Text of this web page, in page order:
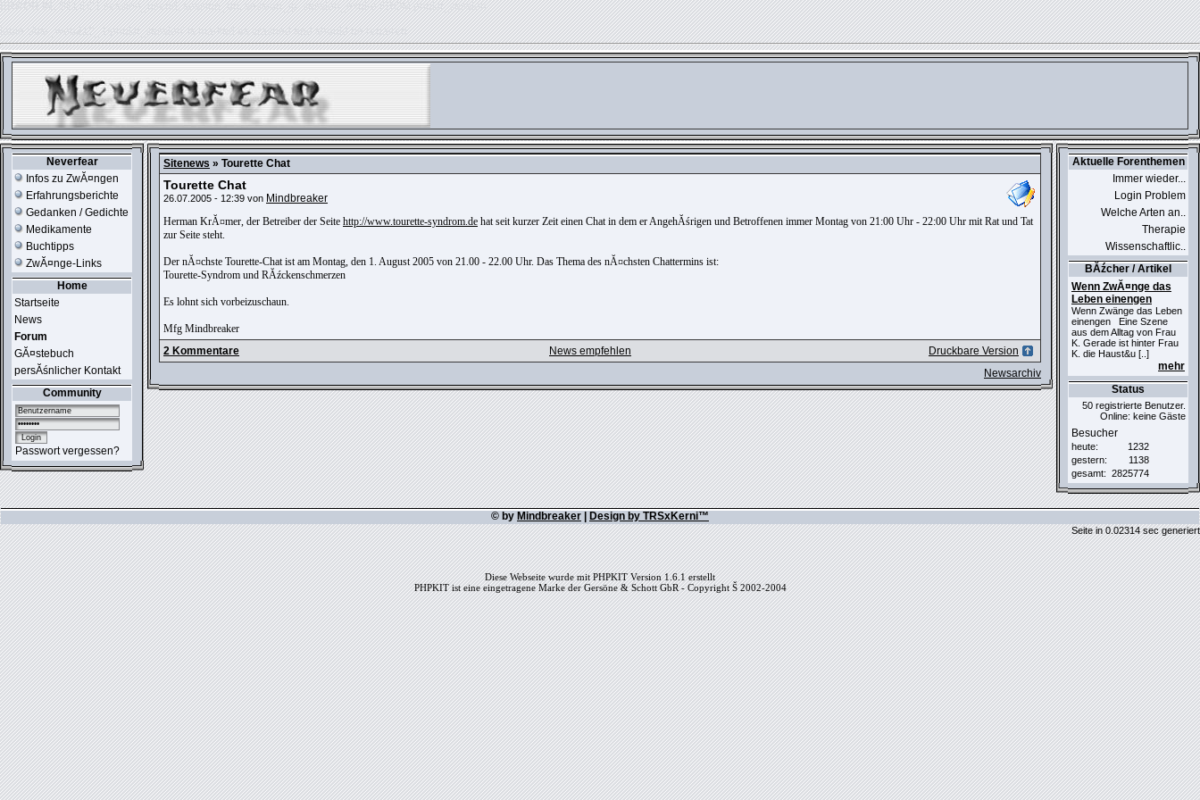
ERROR IN:SELECT session_userid, session_url, session_ip, session_expire FROM phpkit_session
table './usr_web212_1/phpkit_session' is marked as crashed and should be repaired
Neverfear
Infos zu ZwĂ¤ngen
Erfahrungsberichte
Gedanken / Gedichte
Medikamente
Buchtipps
ZwĂ¤nge-Links
Home
Startseite
News
Forum
GĂ¤stebuch
persĂśnlicher Kontakt
Community
Passwort vergessen?
Sitenews » Tourette Chat
Tourette Chat
26.07.2005 - 12:39 von Mindbreaker
Herman KrĂ¤mer, der Betreiber der Seite http://www.tourette-syndrom.de hat seit kurzer Zeit einen Chat in dem er AngehĂśrigen und Betroffenen immer Montag von 21:00 Uhr - 22:00 Uhr mit Rat und Tat
zur Seite steht.
Der nĂ¤chste Tourette-Chat ist am Montag, den 1. August 2005 von 21.00 - 22.00 Uhr. Das Thema des nĂ¤chsten Chattermins ist:
Tourette-Syndrom und RĂźckenschmerzen
Es lohnt sich vorbeizuschaun.
Mfg Mindbreaker
2 Kommentare
News empfehlen
Druckbare Version
Newsarchiv
Aktuelle Forenthemen
Immer wieder...
Login Problem
Welche Arten an..
Therapie
Wissenschaftlic..
BĂźcher / Artikel
Wenn ZwĂ¤nge das
Leben einengen
Wenn Zwänge das Leben
einengen Eine Szene
aus dem Alltag von Frau
K. Gerade ist hinter Frau
K. die Haust&u [..]
mehr
Status
50 registrierte Benutzer.
Online: keine Gäste
Besucher
heute:
1232
gestern:
1138
gesamt: 2825774
© by Mindbreaker Design by TRSxKerni™
Seite in 0.02314 sec generiert
Diese Webseite wurde mit PHPKIT Version 1.6.1 erstellt
PHPKIT ist eine eingetragene Marke der Gersöne & Schott GbR - Copyright Š 2002-2004